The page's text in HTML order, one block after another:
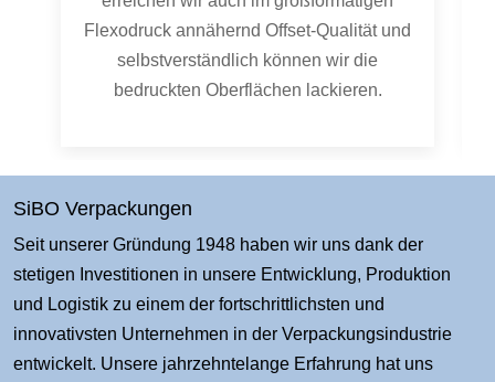
SiBO Verpackungen
Seit unserer Gründung 1948 haben wir uns dank der
stetigen Investitionen in unsere Entwicklung, Produktion
und Logistik zu einem der fortschrittlichsten und
innovativsten Unternehmen in der Verpackungsindustrie
entwickelt. Unsere jahrzehntelange Erfahrung hat uns